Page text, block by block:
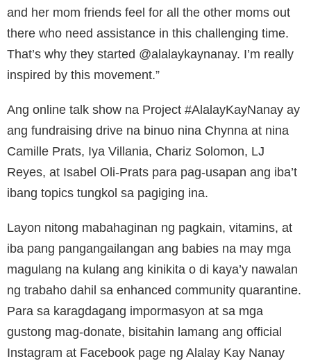
and her mom friends feel for all the other moms out
there who need assistance in this challenging time.
That’s why they started @alalaykaynanay. I’m really
inspired by this movement.”
Ang online talk show na Project #AlalayKayNanay ay
ang fundraising drive na binuo nina Chynna at nina
Camille Prats, Iya Villania, Chariz Solomon, LJ
Reyes, at Isabel Oli-Prats para pag-usapan ang iba’t
ibang topics tungkol sa pagiging ina.
Layon nitong mabahaginan ng pagkain, vitamins, at
iba pang pangangailangan ang babies na may mga
magulang na kulang ang kinikita o di kaya’y nawalan
ng trabaho dahil sa enhanced community quarantine.
Para sa karagdagang impormasyon at sa mga
gustong mag-donate, bisitahin lamang ang official
Instagram at Facebook page ng Alalay Kay Nanay